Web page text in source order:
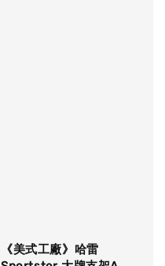
《美式工廠》哈雷